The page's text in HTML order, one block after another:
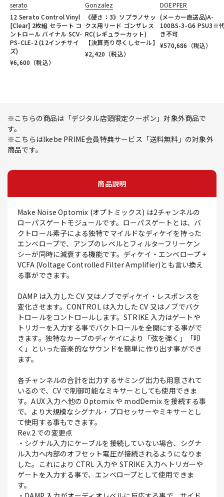
serato
12 Serato Control Vinyl
[Clear] 2枚組 セラート コ
ントロール バイナル SCV-
PS-CLE-2 (12インチサイ
ズ)
¥6,600 （税込）
Gonzalez
《硬さ：3》ソプラノサッ
クス用リード ゴンザレス
RC(レギュラーカット)
【決算売り尽くしセール】
¥2,420 （税込）
DOEPFER
(メーカー直送品)A-
100BS-3-G6 PSU3※
き不可
¥570,686 （税込）
※こちらの商品は「デジタル店頭限定クーポン」対象外商品で
す。
※こちらはIkebe PRIME会員特典サービス「送料無料」の対象外
商品です。
商品説明
Make Noise Optomix (オプトミックス) は2チャンネルの
ローパスゲートモジュールです。ローパスゲートとは、バ
クトロール素子による独特でマイルドなディケイを持った
エンベロープで、アンプのレベルとフィルターフリーケン
シーが同時に減衰する機能です。ディケイ・エンベロープ +
VCFA (Voltage Controlled Filter Amplifier)とも言い換え
る事ができます。
DAMP は入力した CV 又はノブでディケイ・レスポンスを
変化させます。CONTROL は入力した CV 又はノブでバク
トロールをコントロールします。STRIKE 入力はゲートや
トリガーを入力する事でバクトロールを全開にする事がで
きます。独特なカーブのディケイにより「弦を弾く」「叩
く」といった音楽的なサウンドを簡単に作り出す事ができ
ます。
各チャンネルの合計を出力するサミング出力も用意されて
いるので、CV で制御可能なミキサーとしても使用できま
す。AUX 入力へ他の Optomix や modDemix を接続する事
で、より大規模なシグナル・プロセッサーやミキサーとし
て使用する事もできます。
Rev.2 での変更点
・シグナル入力にケーブルを接続していない場合、シグナ
ル入力へ内部のオフセット電圧が接続されるようになりま
した。これにより CTRL 入力や STRIKE 入力へトリガーや
ゲートを入力する事で、エンベロープとして使用できま
す。